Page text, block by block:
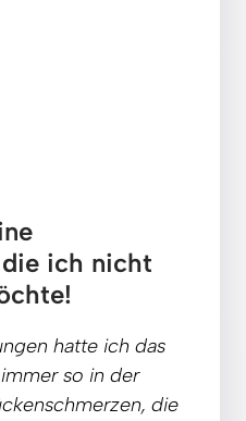
ich nicht
hatte ich
immer so in
der